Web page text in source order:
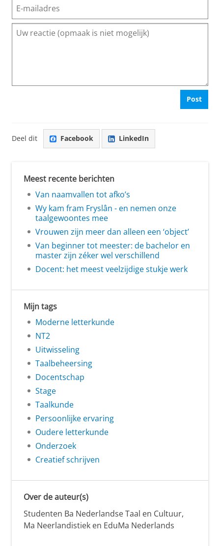
Post
Deel dit Facebook LinkedIn
Meest recente berichten
Van naamvallen tot afko’s
Wy kam fram Fryslân - en nemen onze
taalgewoontes mee
Vrouwen zijn meer dan alleen een ‘object’
Van beginner tot meester: de bachelor en
master zijn zéker wel verschillend
Docent: het meest veelzijdige stukje werk
Mijn tags
Moderne letterkunde
NT2
Uitwisseling
Taalbeheersing
Docentschap
Stage
Taalkunde
Persoonlijke ervaring
Oudere letterkunde
Onderzoek
Creatief schrijven
Over de auteur(s)
Studenten Ba Nederlandse Taal en Cultuur,
Ma Neerlandistiek en EduMa Nederlands